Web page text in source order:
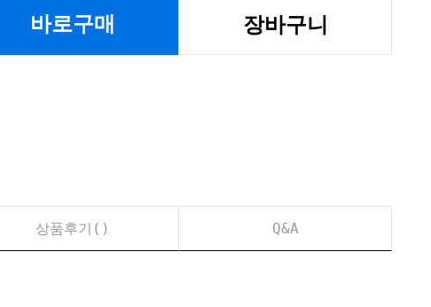
바로구매 장바구니
상품후기( ) Q&A